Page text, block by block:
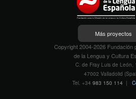
Más proyectos
Copyright 2004-2026 Fundación
de la Lengua y Cultura
C. de Fray Luis de León,
47002 Valladolid
Tel. +34 983 150 114 |